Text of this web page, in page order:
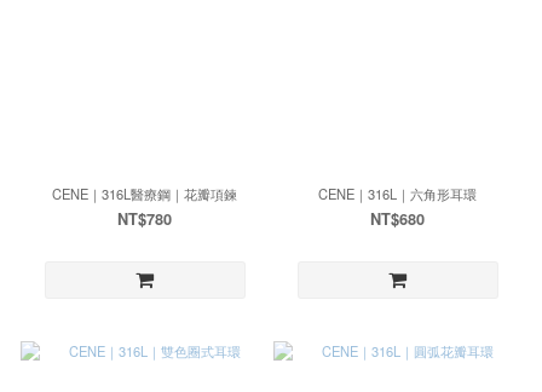
CENE｜316L醫療鋼｜花瓣項鍊
NT$780
CENE｜316L｜六角形耳環
NT$680